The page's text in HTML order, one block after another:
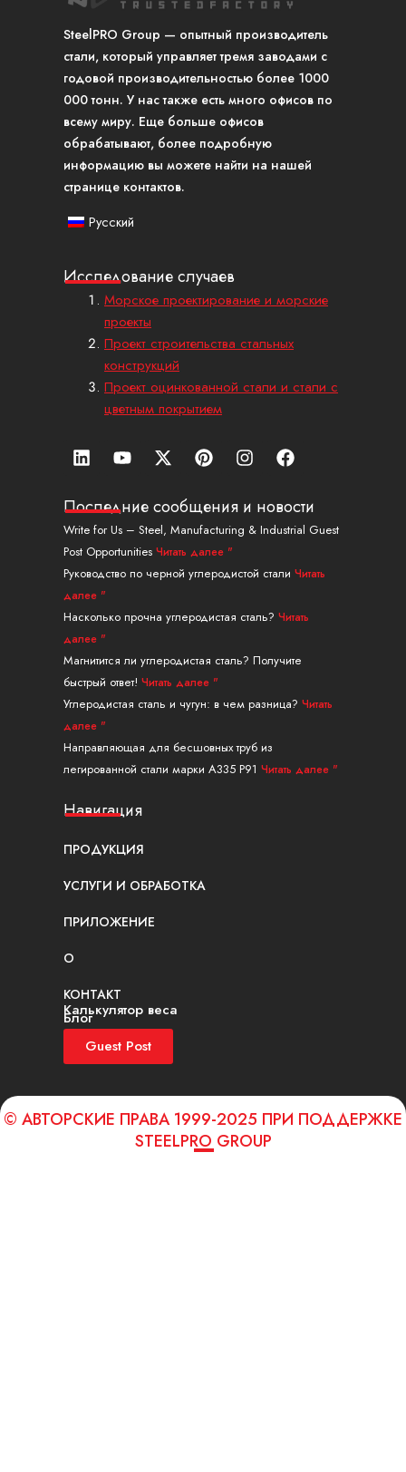
SteelPRO Group — опытный производитель
стали, который управляет тремя заводами с
годовой производительностью более 1000
000 тонн. У нас также есть много офисов по
всему миру. Еще больше офисов
обрабатывают, более подробную
информацию вы можете найти на нашей
странице контактов.
Русский
Исследование случаев
Морское проектирование и морские
проекты
Проект строительства стальных
конструкций
Проект оцинкованной стали и стали с
цветным покрытием
Л
и
к
е
д
и
н
Ю
т
б
X
-
в
и
т
т
е
П
и
т
е
р
е
с
И
н
т
а
г
а
Ф
е
с
б
у
Последние сообщения и новости
Write for Us – Steel, Manufacturing & Industrial Guest
Post Opportunities Читать далее "
Руководство по черной углеродистой стали Читать
далее "
Насколько прочна углеродистая сталь? Читать
далее "
Магнитится ли углеродистая сталь? Получите
быстрый ответ! Читать далее "
Углеродистая сталь и чугун: в чем разница? Читать
далее "
Направляющая для бесшовных труб из
легированной стали марки A335 P91 Читать далее "
Навигация
ПРОДУКЦИЯ
УСЛУГИ И ОБРАБОТКА
ПРИЛОЖЕНИЕ
О
КОНТАКТ
Калькулятор веса
Блог
Guest Post
© АВТОРСКИЕ ПРАВА 1999-2025 ПРИ ПОДДЕРЖКЕ
STEELPRO GROUP